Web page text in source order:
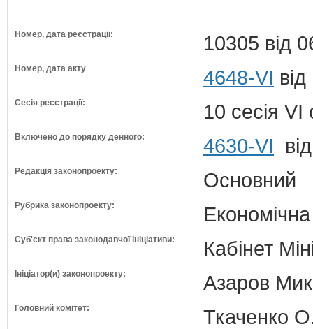
Номер, дата реєстрації: 10305 від
Номер, дата акту 4648-VI
Сесія реєстрації: 10 сесія VI
Включено до порядку денного: 4630-VI
Редакція законопроекту: Основний
Рубрика законопроекту:
Суб'єкт права законодавчої ініціативи: Кабінет
Ініціатор(и) законопроекту: Азаров
Головний комітет:
Ткаченко